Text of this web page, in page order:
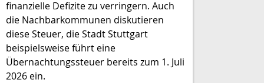
finanzielle Defizite zu verringern. Auch
die Nachbarkommunen diskutieren
diese Steuer, die Stadt Stuttgart
beispielsweise führt eine
Übernachtungssteuer bereits zum 1. Juli
2026 ein.